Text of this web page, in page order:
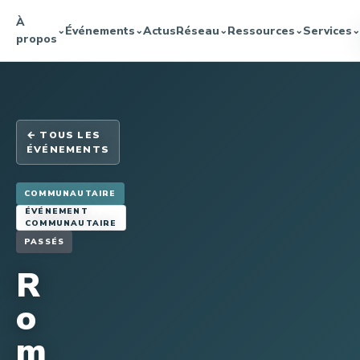
À
propos
⌄Événements⌄ActusRéseau⌄Ressources⌄Services⌄
← TOUS LES
ÉVÉNEMENTS
COMMUNAUTAIRE
ÉVÉNEMENT
COMMUNAUTAIRE
PASSÉS
R
o